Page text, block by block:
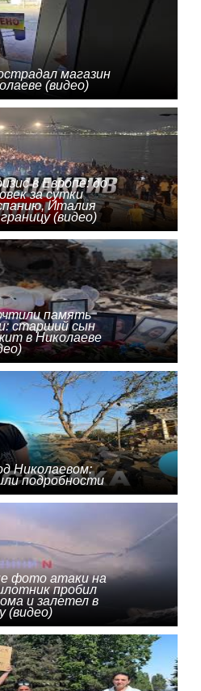
магазин
(видео)
в Европе: до
за сутки
Италия
(видео)
память
старший сын
в Николаеве
Николаевом:
подробности
фото атаки на
пробил
и залетел в
(видео)